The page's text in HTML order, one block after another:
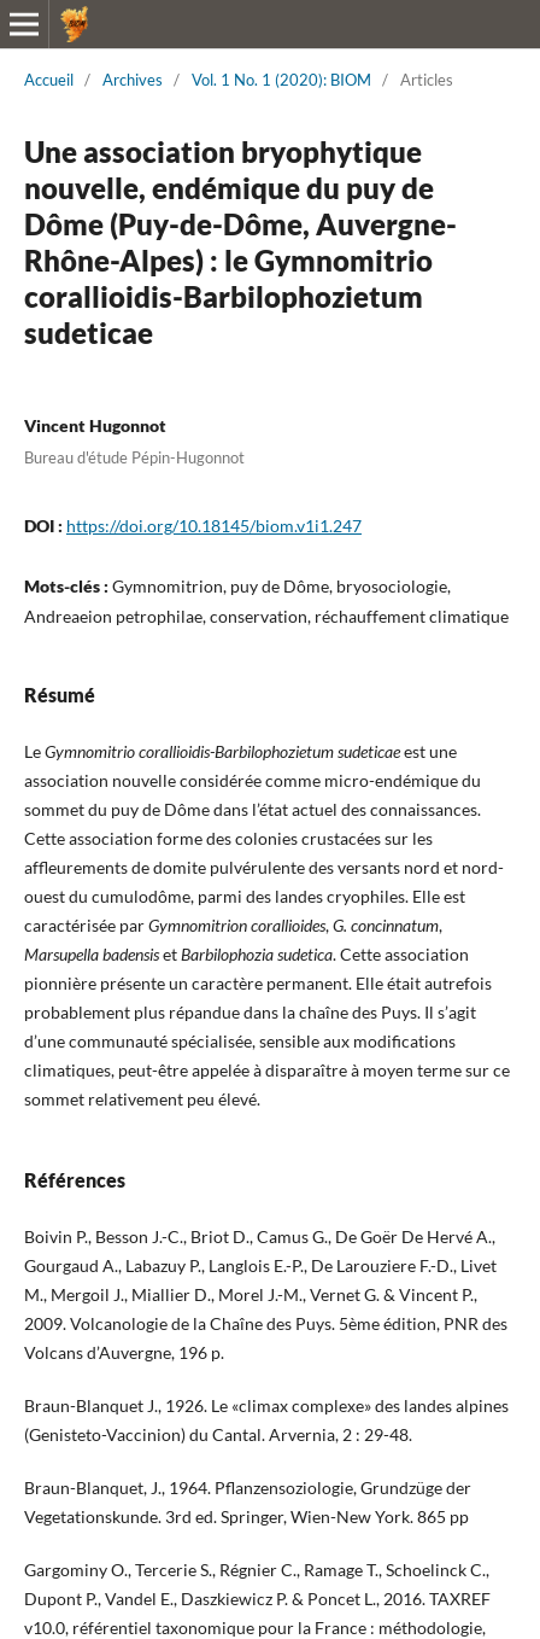
Accueil / Archives / Vol. 1 No. 1 (2020): BIOM / Articles
Une association bryophytique
nouvelle, endémique du puy de
Dôme (Puy-de-Dôme, Auvergne-
Rhône-Alpes) : le Gymnomitrio
corallioidis-Barbilophozietum
sudeticae
Vincent Hugonnot
Bureau d'étude Pépin-Hugonnot
DOI : https://doi.org/10.18145/biom.v1i1.247
Mots-clés : Gymnomitrion, puy de Dôme, bryosociologie,
Andreaeion petrophilae, conservation, réchauffement climatique
Résumé
LeGymnomitrio corallioidis-Barbilophozietum sudeticaeest une
association nouvelle considérée comme micro-endémique du
sommet du puy de Dôme dans l’état actuel des connaissances.
Cette association forme des colonies crustacées sur les
affleurements de domite pulvérulente des versants nord et nord-
ouest du cumulodôme, parmi des landes cryophiles. Elle est
caractérisée parGymnomitrion corallioides,G. concinnatum,
Marsupella badensisetBarbilophozia sudetica. Cette association
pionnière présente un caractère permanent. Elle était autrefois
probablement plus répandue dans la chaîne des Puys. Il s’agit
d’une communauté spécialisée, sensible aux modifications
climatiques, peut-être appelée à disparaître à moyen terme sur ce
sommet relativement peu élevé.
Références
Boivin P., Besson J.-C., Briot D., Camus G., De Goër De Hervé A.,
Gourgaud A., Labazuy P., Langlois E.-P., De Larouziere F.-D., Livet
M., Mergoil J., Miallier D., Morel J.-M., Vernet G. & Vincent P.,
2009. Volcanologie de la Chaîne des Puys. 5ème édition, PNR des
Volcans d’Auvergne, 196 p.
Braun-Blanquet J., 1926. Le «climax complexe» des landes alpines
(Genisteto-Vaccinion) du Cantal. Arvernia, 2 : 29-48.
Braun-Blanquet, J., 1964. Pflanzensoziologie, Grundzüge der
Vegetationskunde. 3rd ed. Springer, Wien-New York. 865 pp
Gargominy O., Tercerie S., Régnier C., Ramage T., Schoelinck C.,
Dupont P., Vandel E., Daszkiewicz P. & Poncet L., 2016. TAXREF
v10.0, référentiel taxonomique pour la France : méthodologie,